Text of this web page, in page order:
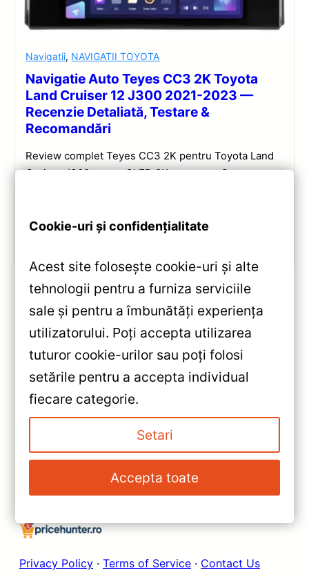
Navigatii, NAVIGATII TOYOTA
Navigatie Auto Teyes CC3 2K Toyota
Land Cruiser 12 J300 2021-2023 —
Recenzie Detaliată, Testare &
Recomandări
Review complet Teyes CC3 2K pentru Toyota Land
Cruiser J300: ecran QLED 2K, procesor Octa-core
«Navigație Auto Teyes Lux One
Honda Accord 10 (2018-2022)
4+32GB 12.3″ IPS Octa-core —
Recenzie Detaliată, Testare &
Recomandări
Navigație Teyes Lux One VW
Scirocco (2008-2017) — 12.3″
IPS, 6+128GB, Android 10:
Recenzie Detaliată &
Recomandări
Privacy Policy · Terms of Service · Contact Us
Cookie-uri și confidențialitate
Acest site folosește cookie-uri și alte
tehnologii pentru a furniza serviciile
sale și pentru a îmbunătăți experiența
utilizatorului. Poți accepta utilizarea
tuturor cookie-urilor sau poți folosi
setările pentru a accepta individual
fiecare categorie.
Setari
Accepta toate